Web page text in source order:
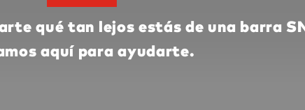
qué tan lejos estás de una barra
aquí para ayudarte.